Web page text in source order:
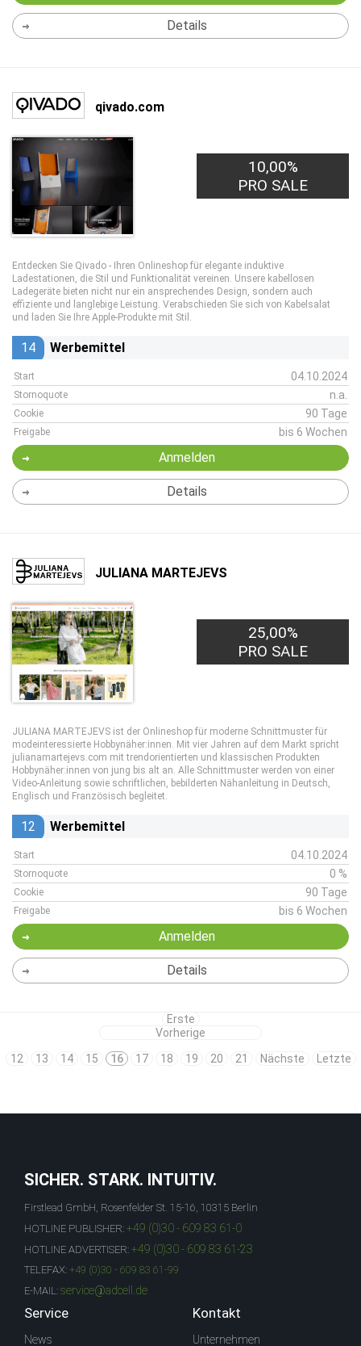
Details
qivado.com
10,00%
PRO SALE
Entdecken Sie Qivado - Ihren Onlineshop für elegante induktive
Ladestationen, die Stil und Funktionalität vereinen. Unsere kabellosen
Ladegeräte bieten nicht nur ein ansprechendes Design, sondern auch
effiziente und langlebige Leistung. Verabschieden Sie sich von Kabelsalat
und laden Sie Ihre Apple-Produkte mit Stil.
14 Werbemittel
Start 04.10.2024
Stornoquote n.a.
Cookie 90 Tage
Freigabe bis 6 Wochen
Anmelden
Details
JULIANA MARTEJEVS
25,00%
PRO SALE
JULIANA MARTEJEVS ist der Onlineshop für moderne Schnittmuster für
modeinteressierte Hobbynäher:innen. Mit vier Jahren auf dem Markt spricht
julianamartejevs.com mit trendorientierten und klassischen Produkten
Hobbynäher:innen von jung bis alt an. Alle Schnittmuster werden von einer
Video-Anleitung sowie schriftlichen, bebilderten Nähanleitung in Deutsch,
Englisch und Französisch begleitet.
12 Werbemittel
Start 04.10.2024
Stornoquote 0 %
Cookie 90 Tage
Freigabe bis 6 Wochen
Anmelden
Details
Erste
Vorherige
12
13 14 15 16 17 18 19 20 21 Nächste Letzte
SICHER. STARK. INTUITIV.
Firstlead GmbH, Rosenfelder St. 15-16, 10315 Berlin
HOTLINE PUBLISHER: +49 (0)30 - 609 83 61-0
HOTLINE ADVERTISER: +49 (0)30 - 609 83 61-23
TELEFAX: +49 (0)30 - 609 83 61-99
E-MAIL: service@adcell.de
Service
News
Kontakt
Unternehmen